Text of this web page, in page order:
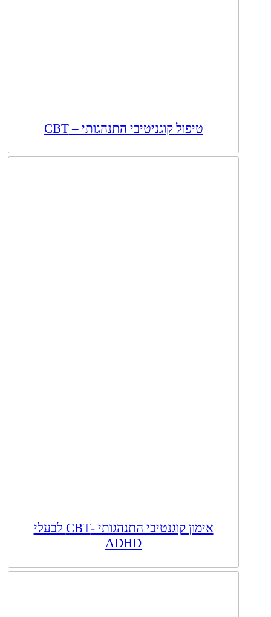
טיפול קוגניטיבי התנהגותי – CBT
אימון קוגנטיבי התנהגותי -CBT לבעלי
ADHD